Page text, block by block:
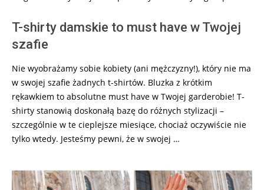
T-shirty damskie to must have w Twojej
szafie
Nie wyobrażamy sobie kobiety (ani mężczyzny!), który nie ma
w swojej szafie żadnych t-shirtów. Bluzka z krótkim
rękawkiem to absolutne must have w Twojej garderobie! T-
shirty stanowią doskonałą bazę do różnych stylizacji –
szczególnie w te cieplejsze miesiące, chociaż oczywiście nie
tylko wtedy. Jesteśmy pewni, że w swojej …